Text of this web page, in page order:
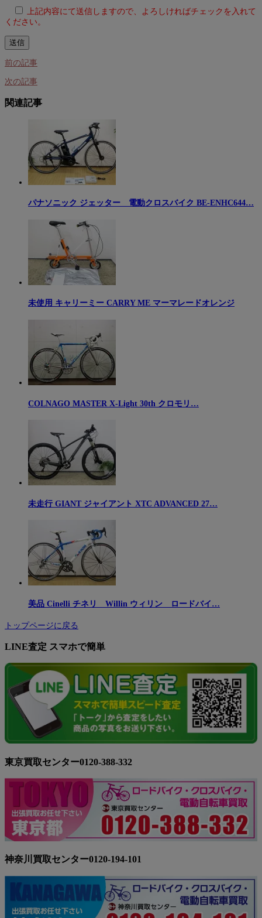
上記内容にて送信しますので、よろしければチェックを入れて
ください。
前の記事
次の記事
関連記事
パナソニック ジェッター 電動クロスバイク BE-ENHC644…
未使用 キャリーミー CARRY ME マーマレードオレンジ
COLNAGO MASTER X-Light 30th クロモリ…
未走行 GIANT ジャイアント XTC ADVANCED 27…
美品 Cinelli チネリ Willin ウィリン ロードバイ…
トップページに戻る
LINE査定 スマホで簡単
東京買取センター0120-388-332
神奈川買取センター0120-194-101